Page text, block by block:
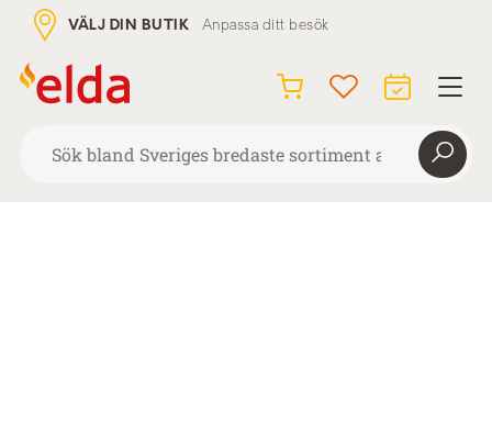
VÄLJ DIN BUTIK Anpassa ditt besök